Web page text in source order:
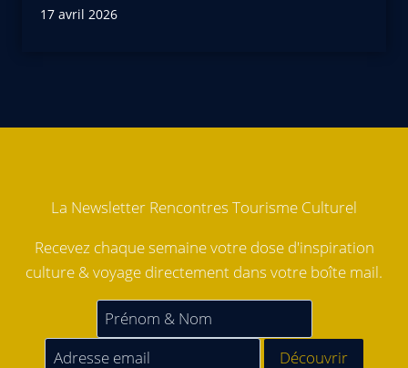
17 avril 2026
La Newsletter Rencontres Tourisme Culturel
Recevez chaque semaine votre dose d'inspiration
culture & voyage directement dans votre boîte mail.